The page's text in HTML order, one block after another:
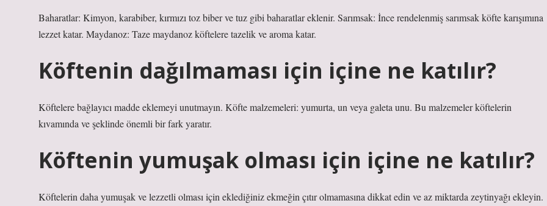
Baharatlar: Kimyon, karabiber, kırmızı toz biber ve tuz gibi baharatlar eklenir. Sarımsak: İnce rendelenmiş sarımsak köfte karışımına
lezzet katar. Maydanoz: Taze maydanoz köftelere tazelik ve aroma katar.
Köftenin dağılmaması için içine ne katılır?
Köftelere bağlayıcı madde eklemeyi unutmayın. Köfte malzemeleri: yumurta, un veya galeta unu. Bu malzemeler köftelerin
kıvamında ve şeklinde önemli bir fark yaratır.
Köftenin yumuşak olması için içine ne katılır?
Köftelerin daha yumuşak ve lezzetli olması için eklediğiniz ekmeğin çıtır olmamasına dikkat edin ve az miktarda zeytinyağı ekleyin.